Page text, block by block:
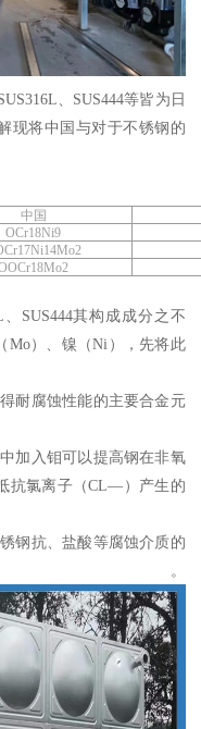
SUS444等皆为日
现将中国与对于不锈钢的
中国
OCr18Ni9
SUS444其构成成分之不
Mo）、镍（Ni ），先将此
耐腐蚀性能的主要合金元
加入钼可以提高钢在非氧
抗氯离子（CL—）产生的
钢抗、盐酸等腐蚀介质的
。